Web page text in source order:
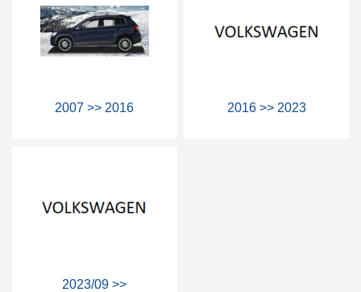
2007 >> 2016 2016 >> 2023
2023/09 >>